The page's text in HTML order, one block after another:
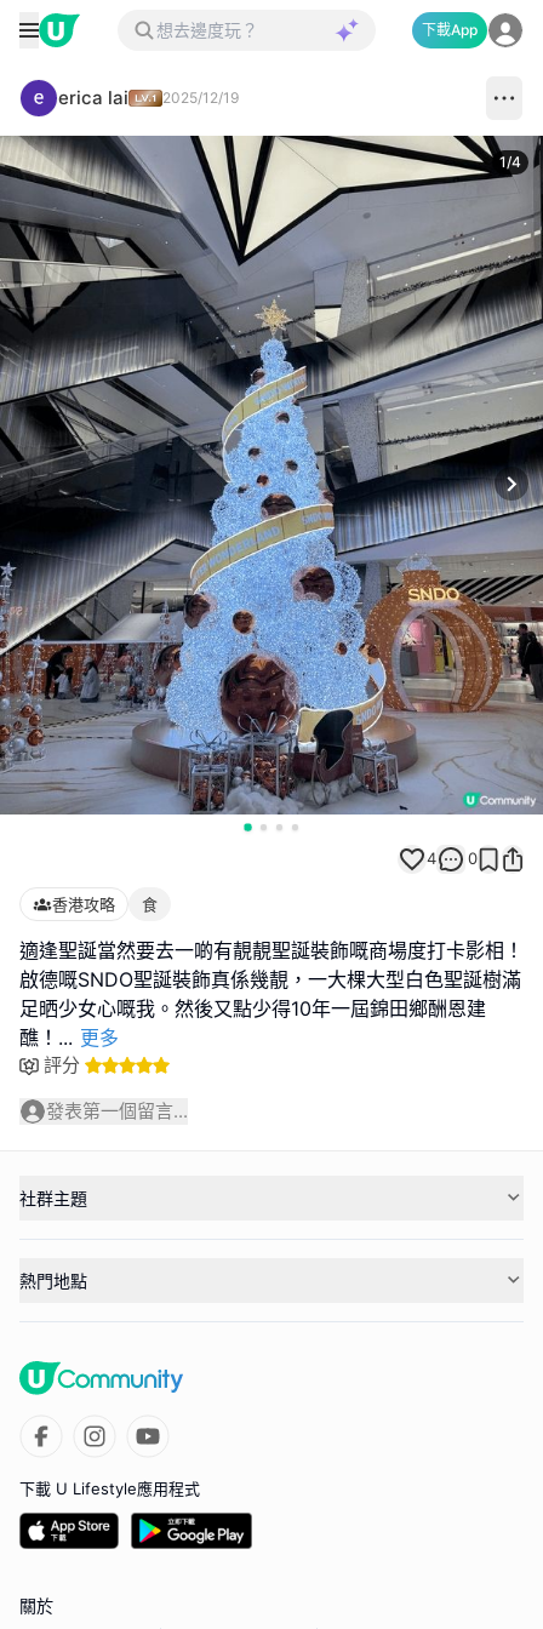
下載App
erica lai 2025/12/19
1/4
4 0
香港攻略 食
適逢聖誕當然要去一啲有靚靚聖誕裝飾嘅商場度打卡影相！
啟德嘅SNDO聖誕裝飾真係幾靚，一大棵大型白色聖誕樹滿
足晒少女心嘅我。然後又點少得10年一屆錦田鄉酬恩建
醮！ ... 更多
評分
發表第一個留言...
社群主題
熱門地點
下載 U Lifestyle應用程式
關於